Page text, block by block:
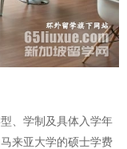
、学制及具体入学年
来亚大学的硕士学费